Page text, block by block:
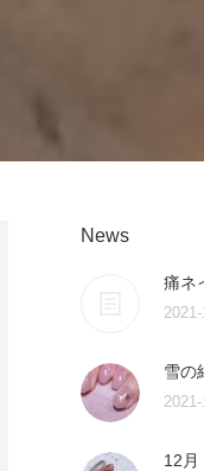
News
痛ネ
雪の
12